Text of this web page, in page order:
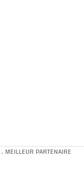
. MEILLEUR PARTENAIRE